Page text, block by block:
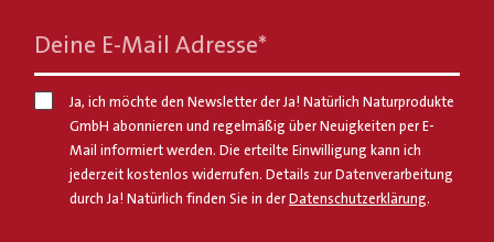
Deine E-Mail Adresse*
Ja, ich möchte den Newsletter der Ja! Natürlich Naturprodukte
GmbH abonnieren und regelmäßig über Neuigkeiten per E-
Mail informiert werden. Die erteilte Einwilligung kann ich
jederzeit kostenlos widerrufen. Details zur Datenverarbeitung
durch Ja! Natürlich finden Sie in derDatenschutzerklärung.